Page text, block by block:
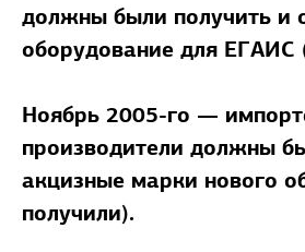
должны были получить и
оборудование для ЕГАИС
Ноябрь 2005-го —
производители должны
акцизные марки нового
получили).